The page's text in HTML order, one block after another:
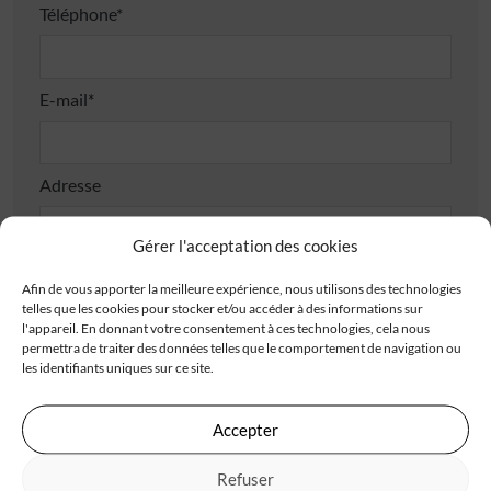
Gérer l'acceptation des cookies
Afin de vous apporter la meilleure expérience, nous utilisons des technologies
telles que les cookies pour stocker et/ou accéder à des informations sur
l'appareil. En donnant votre consentement à ces technologies, cela nous
permettra de traiter des données telles que le comportement de navigation ou
les identifiants uniques sur ce site.
Accepter
Refuser
Téléphone*
E-mail*
Adresse
Code postal*